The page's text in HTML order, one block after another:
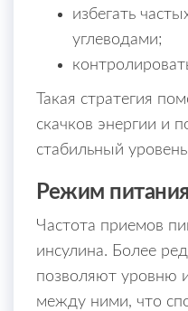
избегать
углеводами;
Такая стратегия
скачков энергии и
стабильный
Режим
Частота приемов
инсулина. Более
позволяют уровню
между ними, что